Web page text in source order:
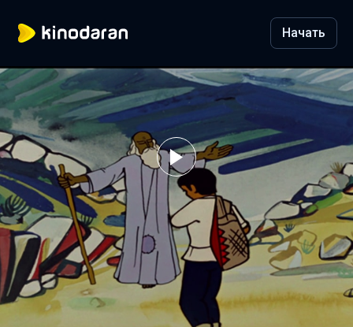
Начать